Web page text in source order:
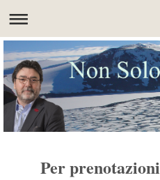
Per prenotazioni